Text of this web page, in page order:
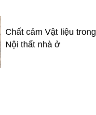
Chất cảm Vật liệu trong
Nội thất nhà ở